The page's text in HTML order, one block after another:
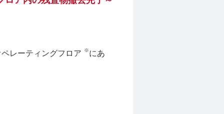
レーティングフロア ※にあ